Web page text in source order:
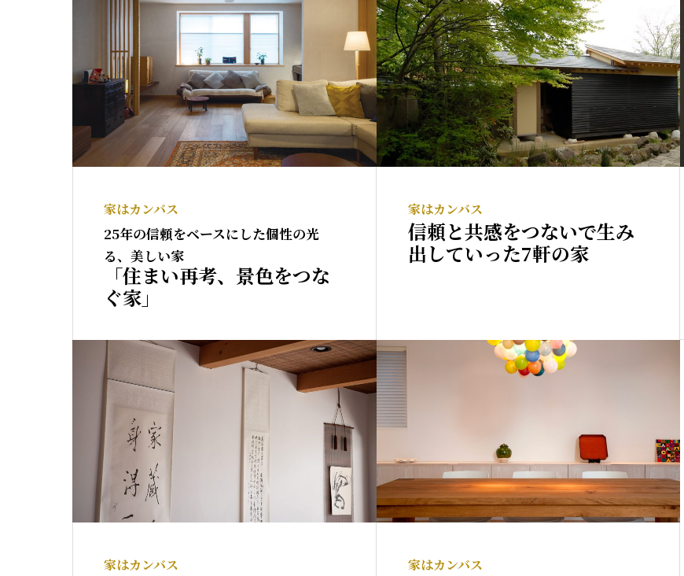
家はカンバス
25年の信頼をベースにした個性の光
る、美しい家
「住まい再考、景色をつな
ぐ家」
家はカンバス
信頼と共感をつないで生み
出していった7軒の家
家はカンバス 家はカンバス